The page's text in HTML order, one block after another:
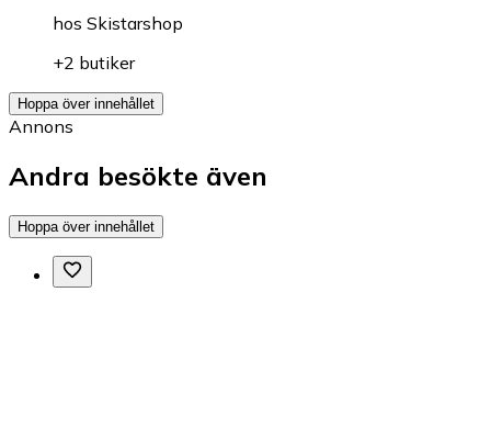
hos Skistarshop
+2 butiker
Hoppa över innehållet
Annons
Andra besökte även
Hoppa över innehållet